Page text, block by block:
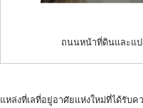
ถนนหน้าที่ดินและแ
แหล่งที่เลที่อยู่อาศัยแห่งใหม่ที่ได้รับ